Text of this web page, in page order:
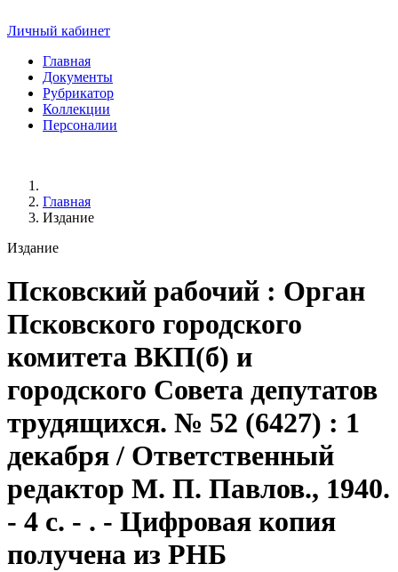
Личный кабинет
Главная
Документы
Рубрикатор
Коллекции
Персоналии
Главная
Издание
Издание
Псковский рабочий : Орган
Псковского городского
комитета ВКП(б) и
городского Совета депутатов
трудящихся. № 52 (6427) : 1
декабря / Ответственный
редактор М. П. Павлов., 1940.
- 4 с. - . - Цифровая копия
получена из РНБ